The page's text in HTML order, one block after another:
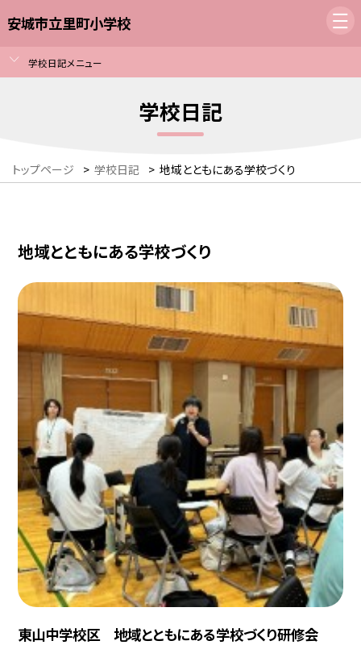
安城市立里町小学校
学校日記メニュー
学校日記
トップページ > 学校日記 > 地域とともにある学校づくり
地域とともにある学校づくり
東山中学校区 地域とともにある学校づくり研修会